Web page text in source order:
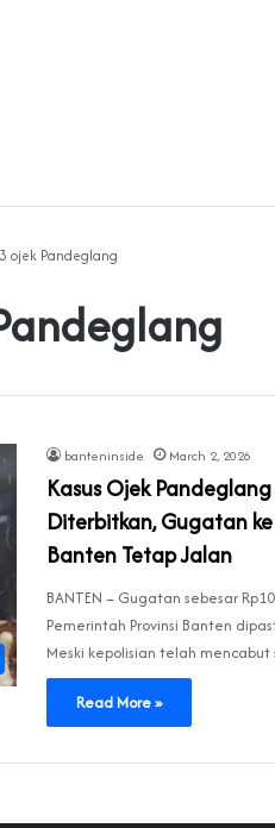
ojek Pandeglang
banteninside March 2, 2026
Kasus Ojek Pandeglang
Diterbitkan, Gugatan
Banten Tetap Jalan
BANTEN – Gugatan sebesar
Pemerintah Provinsi Banten
Meski kepolisian telah
Read More »